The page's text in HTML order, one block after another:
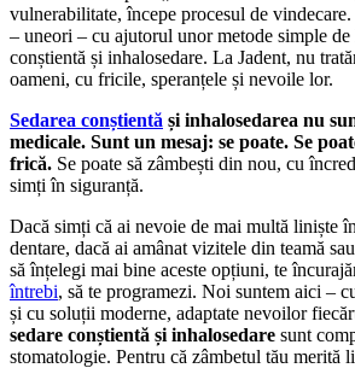
vulnerabilitate, începe procesul de
– uneori – cu ajutorul unor metode simple
conștientă și inhalosedare. La Jadent, nu
oameni, cu fricile, speranțele și nevoile lor.
Sedarea conștientă și inhalosedarea nu
medicale. Sunt un mesaj: se poate. Se
frică. Se poate să zâmbești din nou, cu
simți în siguranță.
Dacă simți că ai nevoie de mai multă liniște
dentare, dacă ai amânat vizitele din teamă
să înțelegi mai bine aceste opțiuni, te
întrebi, să te programezi. Noi suntem aici –
și cu soluții moderne, adaptate nevoilor
sedare conștientă și inhalosedare sunt
stomatologie. Pentru că zâmbetul tău merită